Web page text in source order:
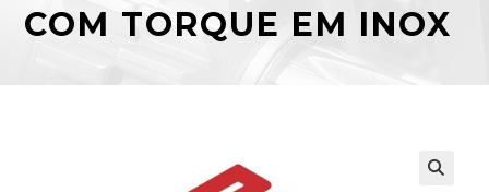
COM TORQUE EM INOX